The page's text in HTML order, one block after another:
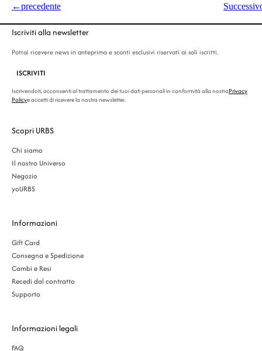
←precedente
Iscriviti alla newsletter
Potrai ricevere news in anteprima e sconti esclusivi riservati ai soli iscritti.
ISCRIVITI
Iscrivendoti, acconsenti al trattamento dei tuoi dati personali in conformità alla nostraPrivacy
Policye accetti di ricevere la nostra newsletter.
Scopri URBS
Chi siamo
Il nostro Universo
Negozio
yoURBS
Informazioni
Gift Card
Consegna e Spedizione
Cambi e Resi
Recedi dal contratto
Supporto
Informazioni legali
FAQ